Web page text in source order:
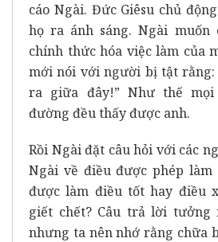
cáo Ngài. Đức Giêsu chủ
họ ra ánh sáng. Ngài muốn
chính thức hóa việc làm của
mới nói với người bị tật rằng:
ra giữa đây!” Như thế
đường đều thấy được anh.
Rồi Ngài đặt câu hỏi với các
Ngài về điều được phép làm
được làm điều tốt hay điều
giết chết? Câu trả lời
nhưng ta nên nhớ rằng chữa